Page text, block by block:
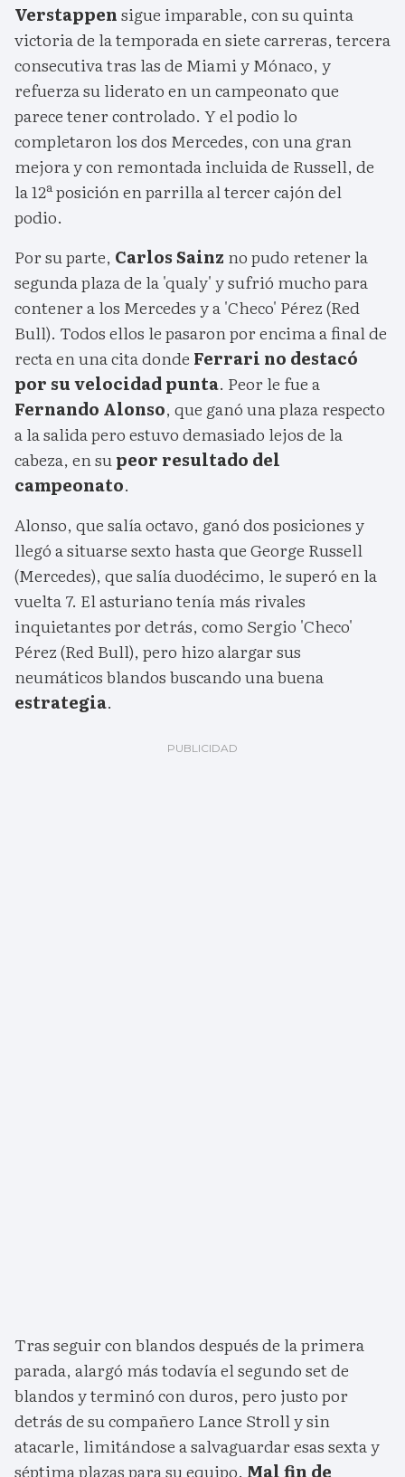
Verstappensigue imparable, con su quinta
victoria de la temporada en siete carreras, tercera
consecutiva tras las de Miami y Mónaco, y
refuerza su liderato en un campeonato que
parece tener controlado. Y el podio lo
completaron los dos Mercedes, con una gran
mejora y con remontada incluida de Russell, de
la 12ª posición en parrilla al tercer cajón del
podio.
Por su parte, Carlos Sainz no pudo retener la
segunda plaza de la 'qualy' y sufrió mucho para
contener a los Mercedes y a 'Checo' Pérez (Red
Bull). Todos ellos le pasaron por encima a final de
recta en una cita donde Ferrari no destacó
por su velocidad punta. Peor le fue a
Fernando Alonso, que ganó una plaza respecto
a la salida pero estuvo demasiado lejos de la
cabeza, en supeor resultado del
campeonato.
Alonso, que salía octavo, ganó dos posiciones y
llegó a situarse sexto hasta que George Russell
(Mercedes), que salía duodécimo, le superó en la
vuelta 7. El asturiano tenía más rivales
inquietantes por detrás, como Sergio 'Checo'
Pérez (Red Bull), pero hizo alargar sus
neumáticos blandos buscando una buena
estrategia.
Tras seguir con blandos después de la primera
parada, alargó más todavía el segundo set de
blandos y terminó con duros, pero justo por
detrás de su compañero Lance Stroll y sin
atacarle, limitándose a salvaguardar esas sexta y
séptima plazas para su equipo. Mal fin de